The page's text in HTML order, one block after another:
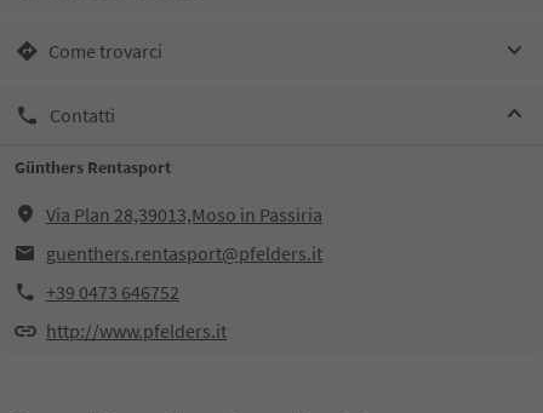
Come trovarci
Contatti
Günthers Rentasport
Via Plan 28,39013,Moso in Passiria
guenthers.rentasport@pfelders.it
+39 0473 646752
http://www.pfelders.it